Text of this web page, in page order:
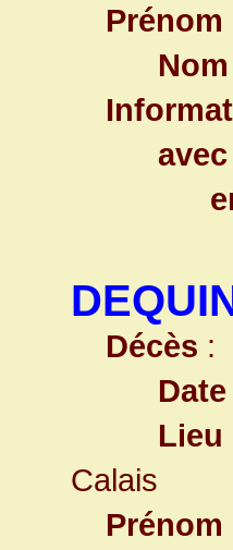
Prénom
avec
Décès :
Date
Lieu
Calais
Prénom